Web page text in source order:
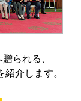
られる、
介します。